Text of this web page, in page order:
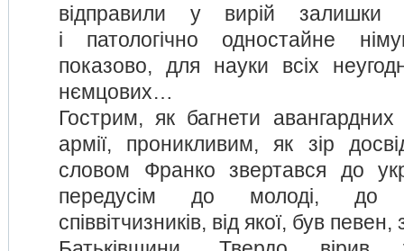
відправили у вирій залишки
і патологічно одностайне
показово, для науки всіх
нємцових…
Гострим, як багнети
армії, проникливим, як зір
словом Франко звертався до
передусім до молоді, до
співвітчизників, від якої, був